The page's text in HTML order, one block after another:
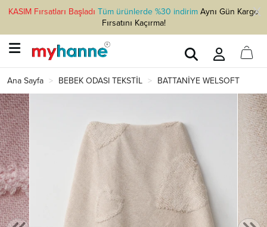
KASIM Fırsatları Başladı Tüm ürünlerde %30 indirimAynı Gün Kargo
Fırsatını Kaçırma!
Ana Sayfa BEBEK ODASI TEKSTİL BATTANİYE WELSOFT